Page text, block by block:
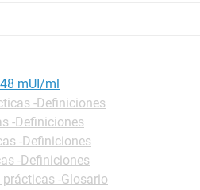
mUI/ml
-Definiciones
-Definiciones
-Definiciones
-Definiciones
prácticas -Glosario